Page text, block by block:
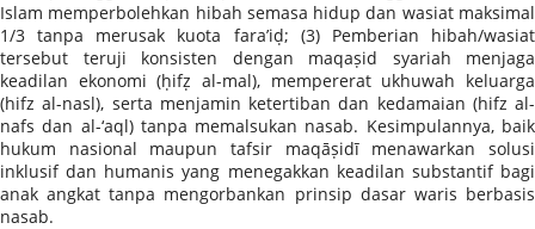
Islam memperbolehkan hibah semasa hidup dan wasiat maksimal
1/3 tanpa merusak kuota fara’iḍ; (3) Pemberian hibah/wasiat
tersebut teruji konsisten dengan maqaṣid syariah menjaga
keadilan ekonomi (ḥifẓ al-mal), mempererat ukhuwah keluarga
(hifz al-nasl), serta menjamin ketertiban dan kedamaian (hifz al-
nafs dan al-‘aql) tanpa memalsukan nasab. Kesimpulannya, baik
hukum nasional maupun tafsir maqāṣidī menawarkan solusi
inklusif dan humanis yang menegakkan keadilan substantif bagi
anak angkat tanpa mengorbankan prinsip dasar waris berbasis
nasab.